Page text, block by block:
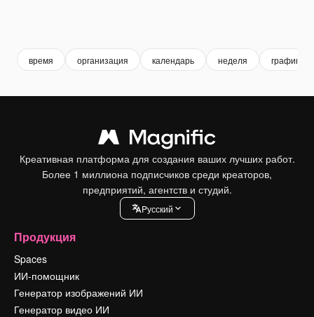
время организация календарь неделя график
Креативная платформа для создания ваших лучших работ.
Более 1 миллиона подписчиков среди креаторов,
предприятий, агентств и студий.
Pусский
Продукция
Spaces
ИИ-помощник
Генератор изображений ИИ
Генератор видео ИИ